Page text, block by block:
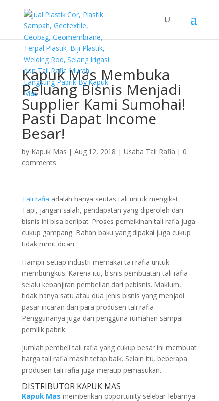
Kapuk Mas Membuka
Peluang Bisnis Menjadi
Supplier Kami Sumohai!
Pasti Dapat Income
Besar!
by Kapuk Mas | Aug 12, 2018 | Usaha Tali Rafia | 0
comments
Tali rafia adalah hanya seutas tali untuk mengikat.
Tapi, jangan salah, pendapatan yang diperoleh dari
bisnis ini bisa berlipat. Proses pembikinan tali rafia juga
cukup gampang. Bahan baku yang dipakai juga cukup
tidak rumit dicari.
Hampir setiap industri memakai tali rafia untuk
membungkus. Karena itu, bisnis pembuatan tali rafia
selalu kebanjiran pembelian dari pebisnis. Maklum,
tidak hanya satu atau dua jenis bisnis yang menjadi
pasar incaran dari para produsen tali rafia.
Penggunanya juga dari pengguna rumahan sampai
pemilik pabrik.
Jumlah pembeli tali rafia yang cukup besar ini membuat
harga tali rafia masih tetap baik. Selain itu, beberapa
produsen tali rafia juga meraup pemasukan.
DISTRIBUTOR KAPUK MAS
Kapuk Mas memberikan opportunity selebar-lebarnya